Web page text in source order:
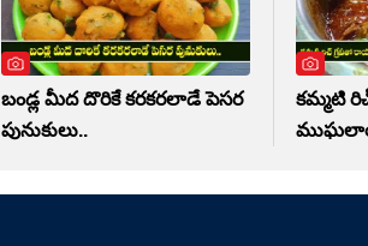
బండ్ల మీద దొరికే కరకరలాడే పెసర
పునుకులు..
కమ్మటి